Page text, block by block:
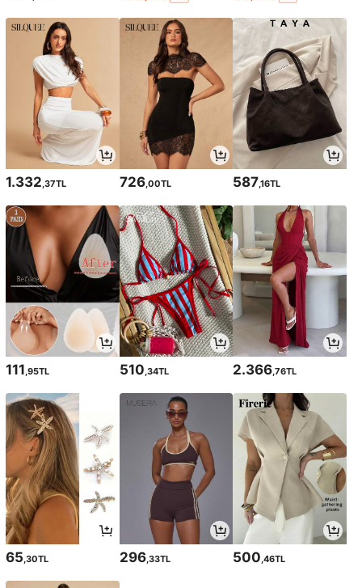
1.332 ,37TL 726,00TL 587,16TL
111,95TL 510,34TL 2.366,76TL
65,30TL 296,33TL 500,46TL